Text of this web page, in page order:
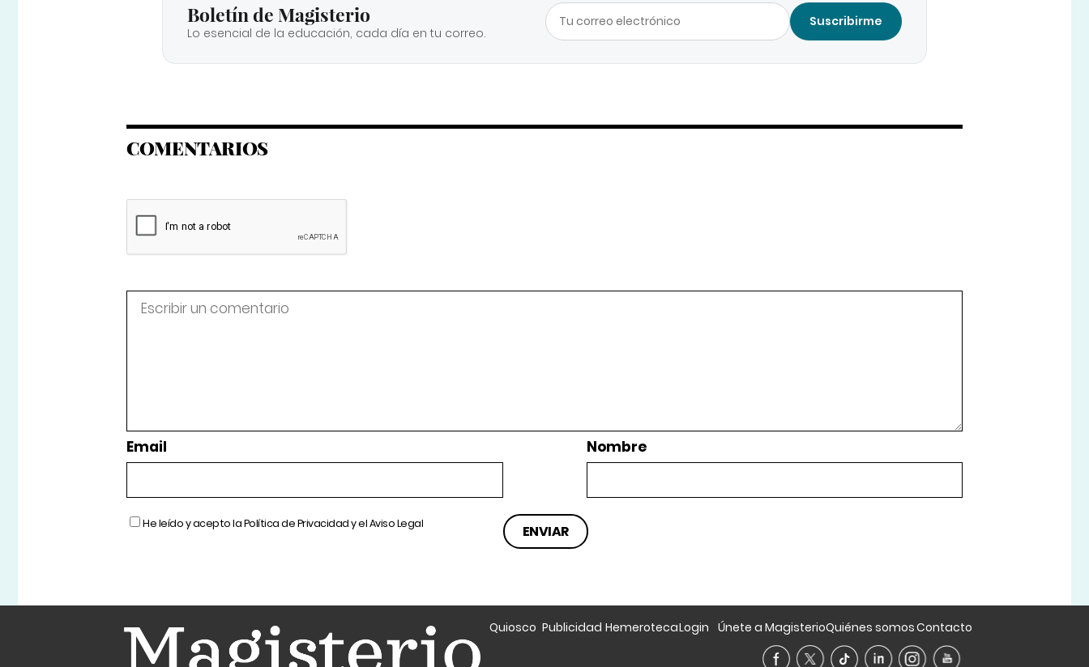
Boletín de Magisterio
Lo esencial de la educación, cada día en tu correo.
Suscribirme
COMENTARIOS
Email Nombre
He leído y acepto laPolítica de Privacidady elAviso Legal
Quiosco Publicidad HemerotecaLogin Únete a MagisterioQuiénes somosContacto